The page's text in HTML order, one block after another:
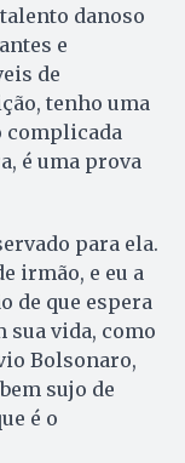
danoso
e
de
tenho uma
complicada
é uma prova
para ela.
irmão, e eu a
de que espera
sua vida, como
Bolsonaro,
sujo de
é o